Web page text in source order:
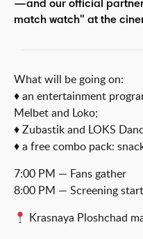
—and our official
match watch" at the
What will be going on:
♦️ an entertainment
Melbet and Loko;
♦️ Zubastik and LOKS
♦️ a free combo pack:
7:00 PM — Fans gather
8:00 PM — Screening
Krasnaya Ploshchad